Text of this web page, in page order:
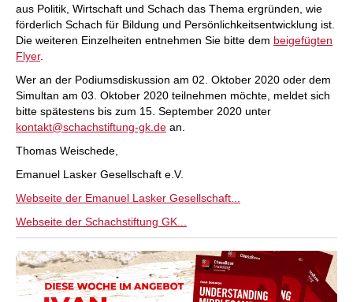
aus Politik, Wirtschaft und Schach das Thema ergründen, wie
förderlich Schach für Bildung und Persönlichkeitsentwicklung ist.
Die weiteren Einzelheiten entnehmen Sie bitte dem beigefügten
Flyer.
Wer an der Podiumsdiskussion am 02. Oktober 2020 oder dem
Simultan am 03. Oktober 2020 teilnehmen möchte, meldet sich
bitte spätestens bis zum 15. September 2020 unter
kontakt@schachstiftung-gk.de an.
Thomas Weischede,
Emanuel Lasker Gesellschaft e.V.
Webseite der Emanuel Lasker Gesellschaft...
Webseite der Schachstiftung GK...